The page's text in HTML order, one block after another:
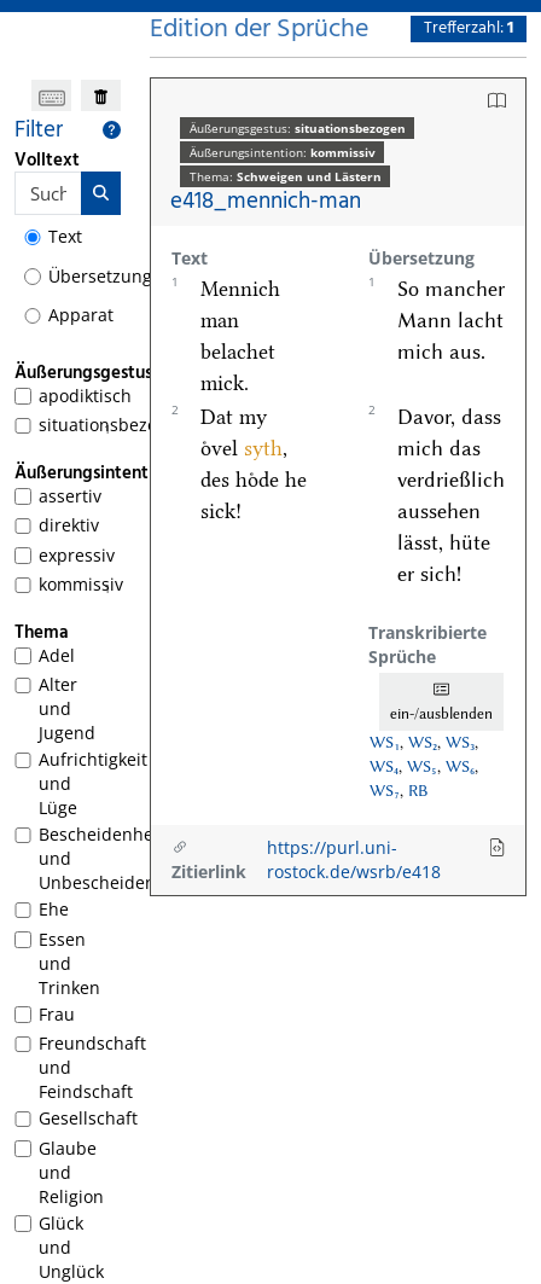
Filter
Volltext
Text
Übersetzung
Apparat
Äußerungsgestus
apodiktisch
1
situationsbezogen
Äußerungsintention
assertiv
direktiv
expressiv
1
kommissiv
Thema
Adel
Alter
und
Jugend
Aufrichtigkeit
und
Lüge
Bescheidenheit
und
Unbescheidenheit
Ehe
Essen
und
Trinken
Frau
Freundschaft
und
Feindschaft
Gesellschaft
Glaube
und
Religion
Glück
und
Unglück
Edition der Sprüche Trefferzahl:1
Äußerungsgestus: situationsbezogen
Äußerungsintention: kommissiv
Thema: Schweigen und Lästern
e418_mennich-man
Text Übersetzung
1
Mennich
man
belachet
mick.
1
So mancher
Mann lacht
mich aus.
2
Dat my
oͤvel syth,
des hoͤde he
sick!
2
Davor, dass
mich das
verdrießlich
aussehen
lässt, hüte
er sich!
Transkribierte
Sprüche
ein-/ausblenden
WS₁, WS₂, WS₃,
WS₄, WS₅, WS₆,
WS₇, RB
Zitierlink
https://purl.uni-
rostock.de/wsrb/e418